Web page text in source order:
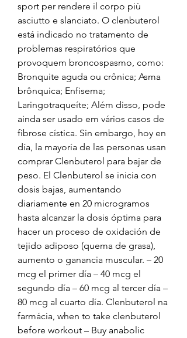
sport per rendere il corpo più
asciutto e slanciato. O clenbuterol
está indicado no tratamento de
problemas respiratórios que
provoquem broncospasmo, como:
Bronquite aguda ou crônica; Asma
brônquica; Enfisema;
Laringotraqueíte; Além disso, pode
ainda ser usado em vários casos de
fibrose cística. Sin embargo, hoy en
día, la mayoría de las personas usan
comprar Clenbuterol para bajar de
peso. El Clenbuterol se inicia con
dosis bajas, aumentando
diariamente en 20 microgramos
hasta alcanzar la dosis óptima para
hacer un proceso de oxidación de
tejido adiposo (quema de grasa),
aumento o ganancia muscular. – 20
mcg el primer día – 40 mcg el
segundo día – 60 mcg al tercer día –
80 mcg al cuarto día. Clenbuterol na
farmácia, when to take clenbuterol
before workout – Buy anabolic